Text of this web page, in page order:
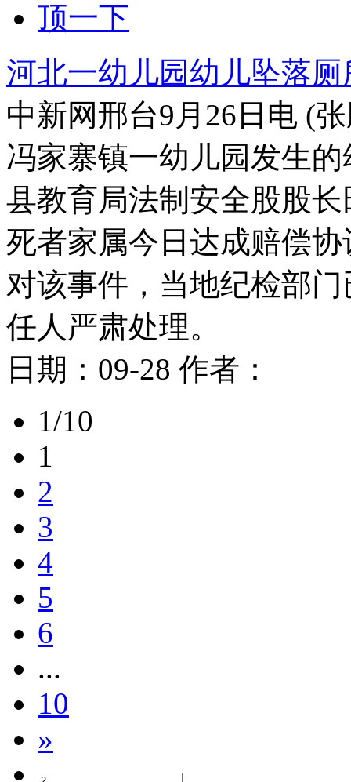
顶一下
河北一幼儿园幼儿坠落
中新网邢台9月26日电 (
冯家寨镇一幼儿园发生
县教育局法制安全股股
死者家属今日达成赔偿
对该事件，当地纪检部
任人严肃处理。
日期： 09-28 作者：
1/10
1
2
3
4
5
6
...
10
»